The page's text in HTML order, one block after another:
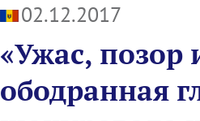
02.12.2017
«Ужас, позор
ободранная